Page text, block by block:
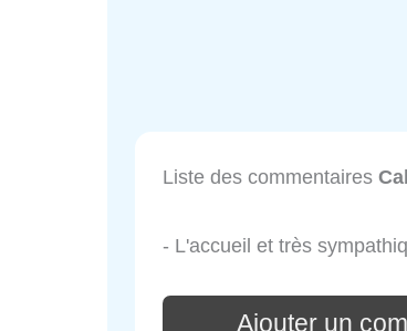
Liste des commentaires
- L'accueil et très
Ajouter un